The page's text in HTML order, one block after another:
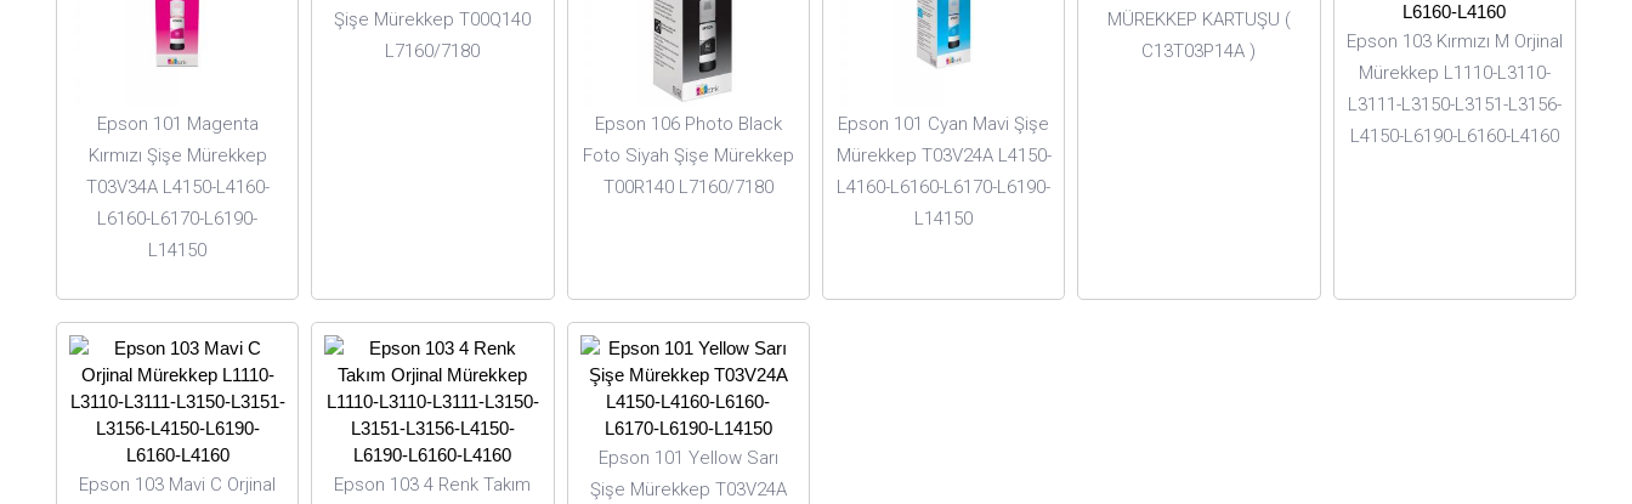
Epson 101 Magenta
Kırmızı Şişe Mürekkep
T03V34A L4150-L4160-
L6160-L6170-L6190-
L14150
Şişe Mürekkep T00Q140
L7160/7180
Epson 106 Photo Black
Foto Siyah Şişe Mürekkep
T00R140 L7160/7180
Epson 101 Cyan Mavi Şişe
Mürekkep T03V24A L4150-
L4160-L6160-L6170-L6190-
L14150
MÜREKKEP KARTUŞU (
C13T03P14A )
Epson 103 Kırmızı M Orjinal
Mürekkep L1110-L3110-
L3111-L3150-L3151-L3156-
L4150-L6190-L6160-L4160
Epson 103 Mavi C Orjinal
Epson 103 4 Renk Takım
Epson 101 Yellow Sarı
Şişe Mürekkep T03V24A